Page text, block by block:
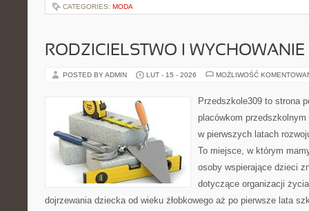
CATEGORIES: MODA
RODZICIELSTWO I WYCHOWANIE
POSTED BY ADMIN LUT - 15 - 2026 MOŻLIWOŚĆ
Przedszkole309 to strona
placówkom
w pierwszych latach
To miejsce, w którym
osoby wspierające dzieci
dotyczące organizacji
dojrzewania dziecka od wieku żłobkowego aż po pierwsze lata